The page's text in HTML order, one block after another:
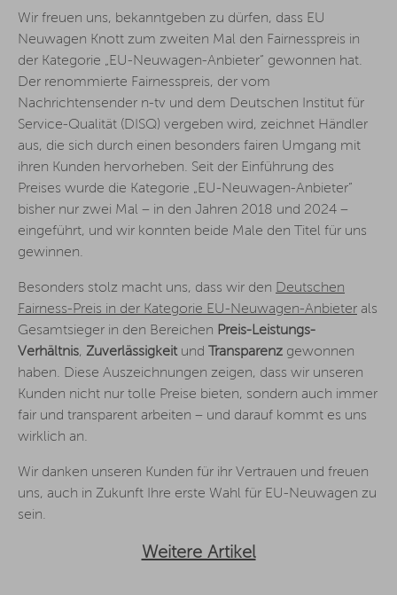
Wir freuen uns, bekanntgeben zu dürfen, dass EU
Neuwagen Knott zum zweiten Mal den Fairnesspreis in
der Kategorie „EU-Neuwagen-Anbieter“ gewonnen hat.
Der renommierte Fairnesspreis, der vom
Nachrichtensender n-tv und dem Deutschen Institut für
Service-Qualität (DISQ) vergeben wird, zeichnet Händler
aus, die sich durch einen besonders fairen Umgang mit
ihren Kunden hervorheben. Seit der Einführung des
Preises wurde die Kategorie „EU-Neuwagen-Anbieter“
bisher nur zwei Mal – in den Jahren 2018 und 2024 –
eingeführt, und wir konnten beide Male den Titel für uns
gewinnen.
Besonders stolz macht uns, dass wir den Deutschen
Fairness-Preis in der Kategorie EU-Neuwagen-Anbieter als
Gesamtsieger in den Bereichen Preis-Leistungs-
Verhältnis, Zuverlässigkeit und Transparenz gewonnen
haben. Diese Auszeichnungen zeigen, dass wir unseren
Kunden nicht nur tolle Preise bieten, sondern auch immer
fair und transparent arbeiten – und darauf kommt es uns
wirklich an.
Wir danken unseren Kunden für ihr Vertrauen und freuen
uns, auch in Zukunft Ihre erste Wahl für EU-Neuwagen zu
sein.
Weitere Artikel